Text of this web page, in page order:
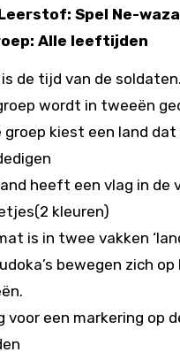
Leerstof: Spel Ne-waza
Alle leeftijden
de tijd van de
wordt in tweeën
groep kiest een land dat
heeft een vlag in de
kleuren)
is in twee vakken
bewegen zich
voor een markering op